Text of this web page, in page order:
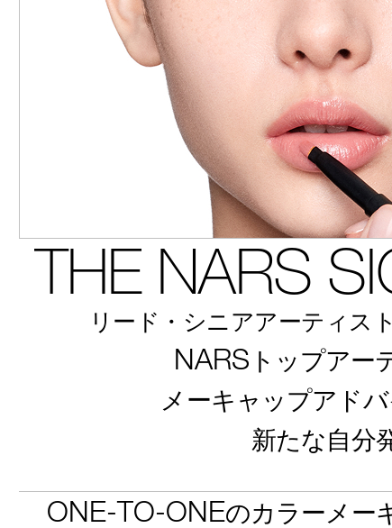
THE NARS
リード・シニアアーティス
NARS トップアー
メーキャップアド
新たな自分
ONE-TO-ONEのカラーメー